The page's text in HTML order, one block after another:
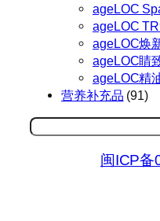
ageLOC
ageLOC
ageLOC焕
ageLOC睛
ageLOC精
营养补充品 (91)
搜
闽ICP备